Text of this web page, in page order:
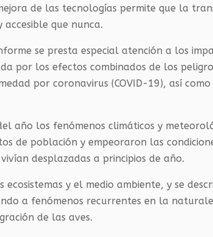
de las tecnologías permite que la
accesible que nunca.
se presta especial atención a los
por los efectos combinados de los
por coronavirus (COVID-19), así
año los fenómenos climáticos y
de población y empeoraron las
desplazadas a principios de año.
y el medio ambiente, y se
a fenómenos recurrentes en la
de las aves.